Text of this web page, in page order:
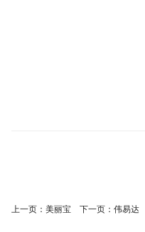
上一页：美丽宝 下一页：伟易达